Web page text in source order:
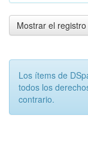
Mostrar el
Los ítems de
todos los
contrario.